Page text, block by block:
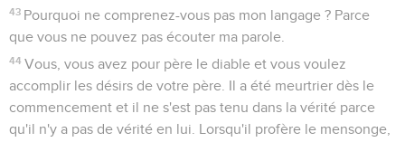
43 Pourquoi ne comprenez-vous pas mon langage ? Parce
que vous ne pouvez pas écouter ma parole.
44 Vous, vous avez pour père le diable et vous voulez
accomplir les désirs de votre père. Il a été meurtrier dès le
commencement et il ne s'est pas tenu dans la vérité parce
qu'il n'y a pas de vérité en lui. Lorsqu'il profère le mensonge,